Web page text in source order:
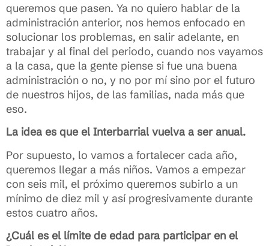
queremos que pasen. Ya no quiero hablar de la
administración anterior, nos hemos enfocado en
solucionar los problemas, en salir adelante, en
trabajar y al final del periodo, cuando nos vayamos
a la casa, que la gente piense si fue una buena
administración o no, y no por mí sino por el futuro
de nuestros hijos, de las familias, nada más que
eso.
La idea es que el Interbarrial vuelva a ser anual.
Por supuesto, lo vamos a fortalecer cada año,
queremos llegar a más niños. Vamos a empezar
con seis mil, el próximo queremos subirlo a un
mínimo de diez mil y así progresivamente durante
estos cuatro años.
¿Cuál es el límite de edad para participar en el